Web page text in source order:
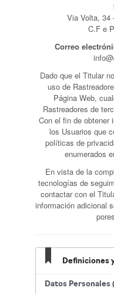
Via Volta, 34
C.F e
Correo
Dado que el Titular
uso de
Página Web,
Rastreadores de
Con el fin de obtener
los Usuarios que
políticas de
enumerados
En vista de la
tecnologías de
contactar con el
información adicional
Definiciones
Datos Personales